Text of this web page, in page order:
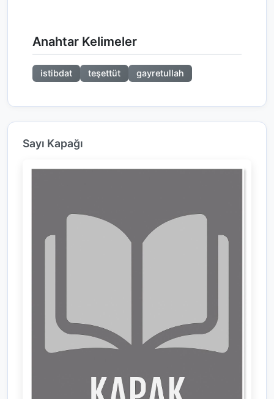
Anahtar Kelimeler
istibdat teşettüt gayretullah
Sayı Kapağı